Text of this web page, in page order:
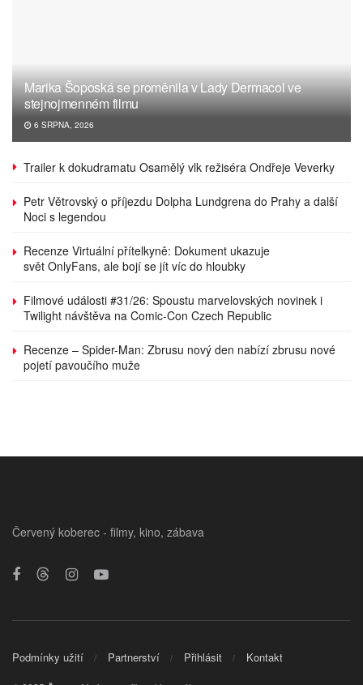
Marika Šoposká se proměnila v Lady Dermacol ve
stejnojmenném filmu
6 SRPNA, 2026
Trailer k dokudramatu Osamělý vlk režiséra Ondřeje Veverky
Petr Větrovský o příjezdu Dolpha Lundgrena do Prahy a další
Noci s legendou
Recenze Virtuální přítelkyně: Dokument ukazuje
svět OnlyFans, ale bojí se jít víc do hloubky
Filmové události #31/26: Spoustu marvelovských novinek i
Twilight návštěva na Comic-Con Czech Republic
Recenze – Spider-Man: Zbrusu nový den nabízí zbrusu nové
pojetí pavoučího muže
Červený koberec - filmy, kino, zábava
Podmínky užití Partnerství Přihlásit Kontakt